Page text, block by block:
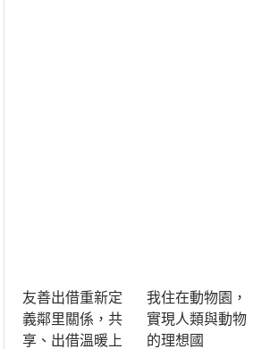
友善出借重新定
義鄰里關係，共
享、出借溫暖上
我住在動物園，
實現人類與動物
的理想國